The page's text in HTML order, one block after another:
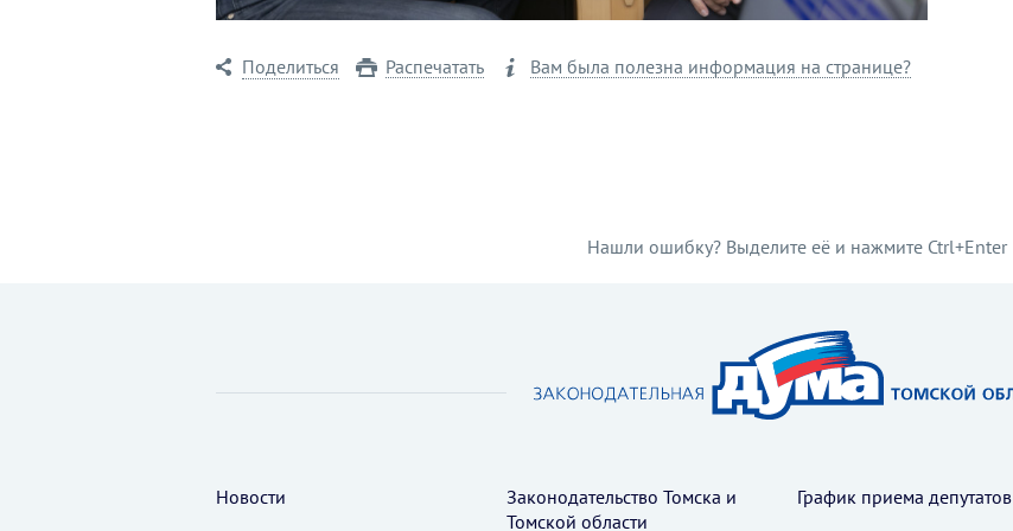
Поделиться Распечатать Вам была полезна информация на странице?
Нашли ошибку? Выделите её и нажмите Ctrl+Enter
Новости
Законодательство Томска и
Томской области
График приема депутатов